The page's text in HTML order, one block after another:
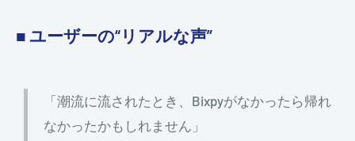
■ ユーザーの“リアルな声”
「潮流に流されたとき、Bixpyがなかったら帰れ
なかったかもしれません」